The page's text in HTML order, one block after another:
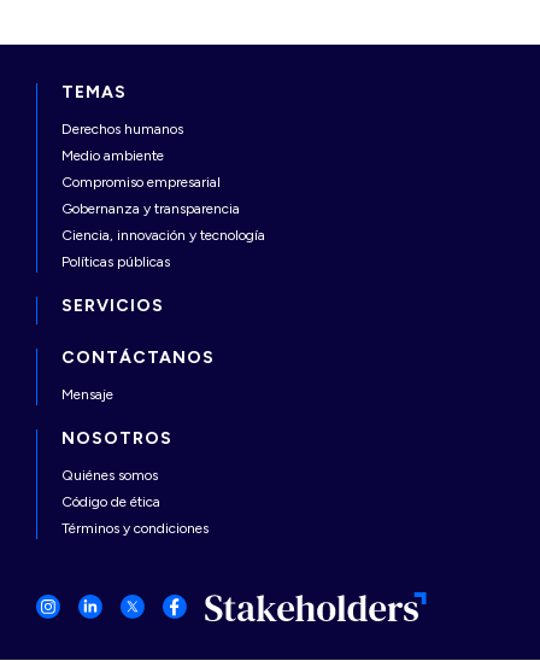
TEMAS
Derechos humanos
Medio ambiente
Compromiso empresarial
Gobernanza y transparencia
Ciencia, innovación y tecnología
Políticas públicas
SERVICIOS
CONTÁCTANOS
Mensaje
NOSOTROS
Quiénes somos
Código de ética
Términos y condiciones